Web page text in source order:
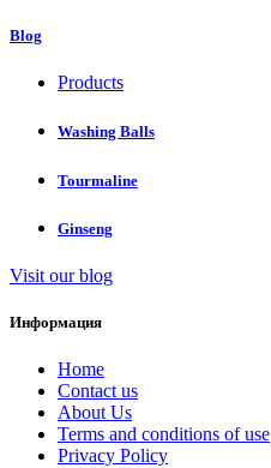
Blog
Products
Washing Balls
Tourmaline
Ginseng
Visit our blog
Информация
Home
Contact us
About Us
Terms and conditions of use
Privacy Policy